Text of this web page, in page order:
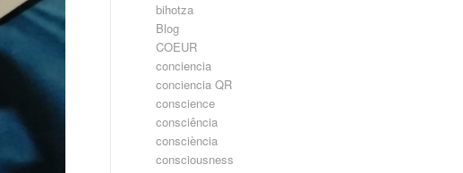
bihotza
Blog
COEUR
conciencia
conciencia QR
conscience
consciência
consciència
consciousness